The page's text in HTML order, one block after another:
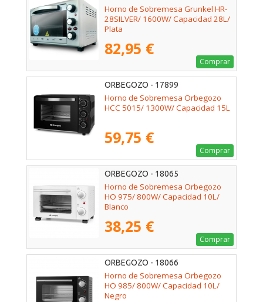
Horno de Sobremesa Grunkel HR-
28SILVER/ 1600W/ Capacidad 28L/
Plata
82,95 €
Comprar
ORBEGOZO - 17899
Horno de Sobremesa Orbegozo
HCC 5015/ 1300W/ Capacidad 15L
59,75 €
Comprar
ORBEGOZO - 18065
Horno de Sobremesa Orbegozo
HO 975/ 800W/ Capacidad 10L/
Blanco
38,25 €
Comprar
ORBEGOZO - 18066
Horno de Sobremesa Orbegozo
HO 985/ 800W/ Capacidad 10L/
Negro